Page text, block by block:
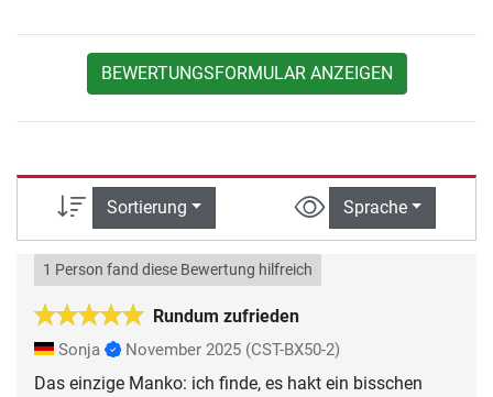
BEWERTUNGSFORMULAR ANZEIGEN
Sortierung Sprache
Rundum zufrieden
1 Person fand diese Bewertung hilfreich
Sonja November 2025 (CST-BX50-2)
Das einzige Manko: ich finde, es hakt ein bisschen